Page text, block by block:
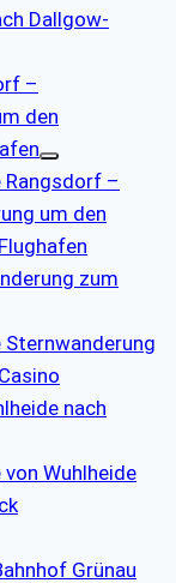
Dallgow-
–
den
Rangsdorf –
um den
zum
Sternwanderung
nach
Wuhlheide
Grünau